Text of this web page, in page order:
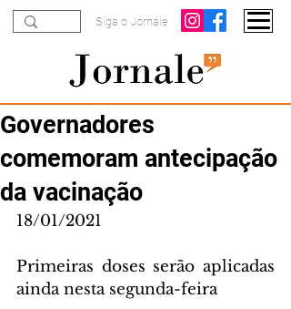
Siga o Jornale
Governadores
comemoram antecipação
da vacinação
18/01/2021
Primeiras doses serão aplicadas
ainda nesta segunda-feira